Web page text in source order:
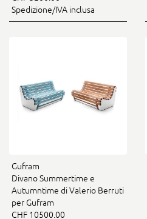
Spedizione/IVA inclusa
Gufram
Divano Summertime e
Autumntime di Valerio Berruti
per Gufram
CHF 10500.00